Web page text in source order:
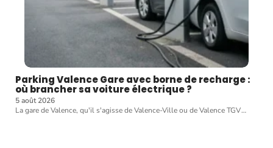
Parking Valence Gare avec borne de recharge :
où brancher sa voiture électrique ?
5 août 2026
La gare de Valence, qu'il s'agisse de Valence-Ville ou de Valence TGV…